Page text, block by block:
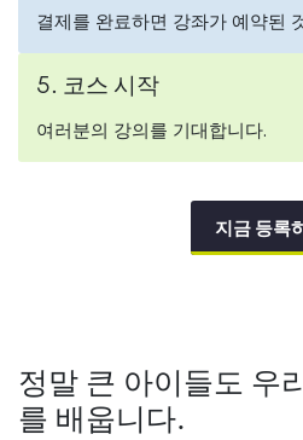
결제를 완료하면 강좌가 예약된
5. 코스 시작
여러분의 강의를 기대합니다.
지금 등록
정말 큰 아이들도 우
를 배웁니다.